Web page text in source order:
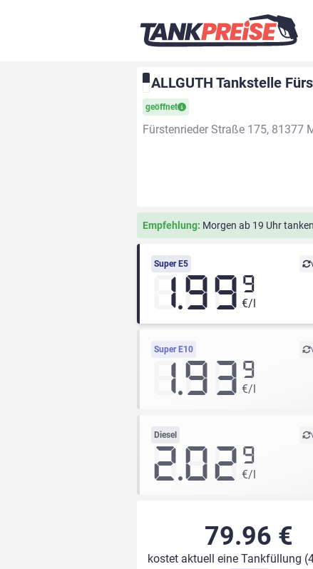
ALLGUTH Tankstelle
geöffnet
Fürstenrieder Straße 175, 81377
Empfehlung: Morgen ab 19 Uhr
Super E5
1.99 9
€/l
Super E10
1.93 9
€/l
Diesel
2.02 9
€/l
79.96 €
kostet aktuell eine Tankfüllung